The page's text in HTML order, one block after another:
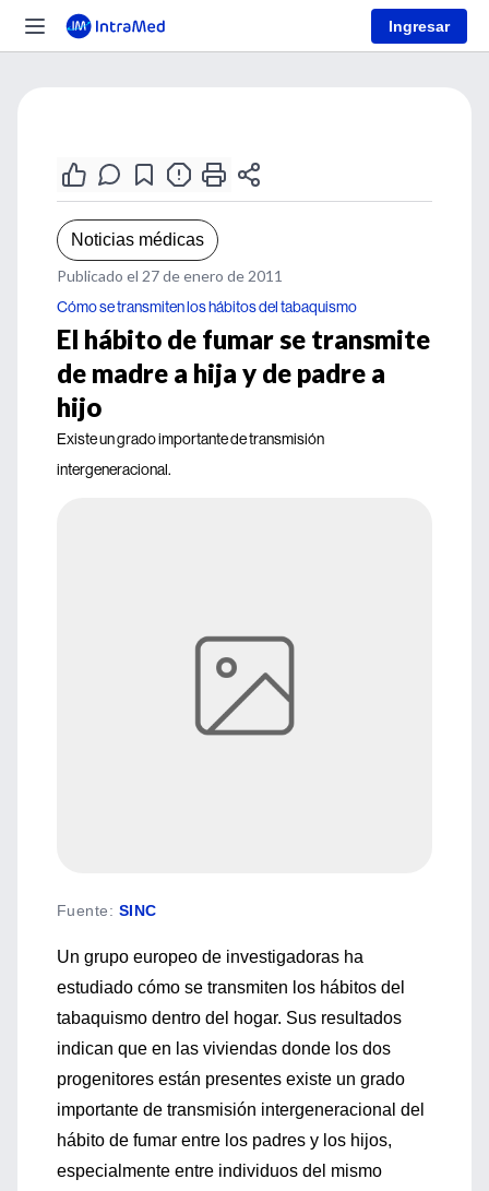
Ingresar
Noticias médicas
Publicado el 27 de enero de 2011
Cómo se transmiten los hábitos del tabaquismo
El hábito de fumar se transmite
de madre a hija y de padre a
hijo
Existe un grado importante de transmisión
intergeneracional.
Fuente: SINC
Un grupo europeo de investigadoras ha
estudiado cómo se transmiten los hábitos del
tabaquismo dentro del hogar. Sus resultados
indican que en las viviendas donde los dos
progenitores están presentes existe un grado
importante de transmisión intergeneracional del
hábito de fumar entre los padres y los hijos,
especialmente entre individuos del mismo